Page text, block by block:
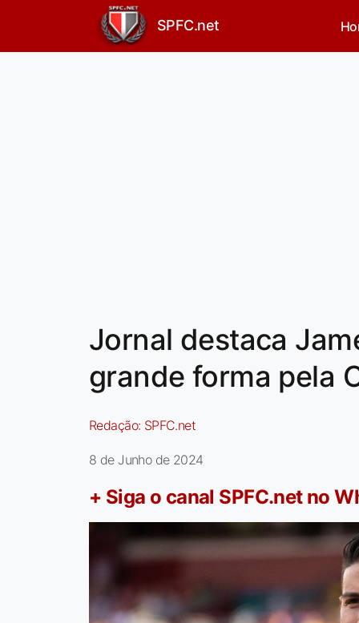
SPFC.net
Jornal destaca
grande forma pela
Redação: SPFC.net
8 de Junho de 2024
+ Siga o canal SPFC.net no